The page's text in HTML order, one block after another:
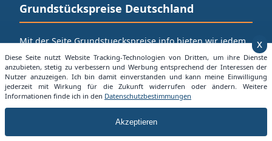
Grundstückspreise Deutschland
Mit der Seite Grundstueckspreise.info bieten wir jedem
die Möglichkeit sich einen Überblick über aktuelle
Grundstücksangebote in seiner Nähe zu machen.
Besuchen Sie auch:
Alles über Mietpreise in Deuschland
Unsere Informationsbereiche
x
Diese Seite nutzt Website Tracking-Technologien von Dritten, um ihre Dienste
anzubieten, stetig zu verbessern und Werbung entsprechend der Interessen der
Nutzer anzuzeigen. Ich bin damit einverstanden und kann meine Einwilligung
jederzeit mit Wirkung für die Zukunft widerrufen oder ändern. Weitere
Informationen finde ich in den Datenschutzbestimmungen
Akzeptieren